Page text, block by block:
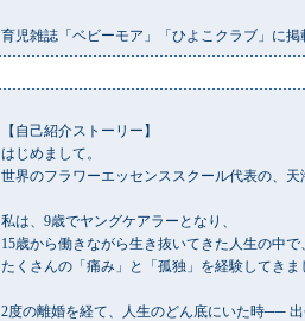
育児雑誌「ベビーモア」「ひよこクラブ」に
【自己紹介ストーリー】
はじめまして。
世界のフラワーエッセンススクール代表の、
私は、9歳でヤングケアラーとなり、
15歳から働きながら生き抜いてきた人生の中で
たくさんの「痛み」と「孤独」を経験してきま
2度の離婚を経て、人生のどん底にいた時── 出